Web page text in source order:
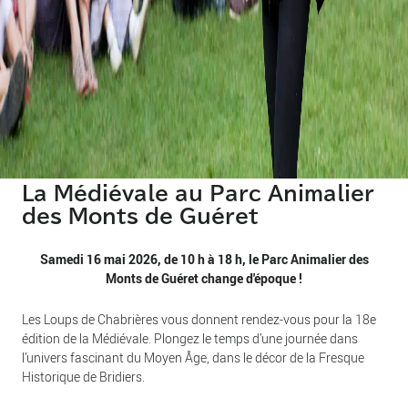
La Médiévale au Parc Animalier
des Monts de Guéret
Samedi 16 mai 2026, de 10 h à 18 h, le Parc Animalier des
Monts de Guéret change d'époque !
Les Loups de Chabrières vous donnent rendez-vous pour la 18e
édition de la Médiévale. Plongez le temps d’une journée dans
l’univers fascinant du Moyen Âge, dans le décor de la Fresque
Historique de Bridiers.